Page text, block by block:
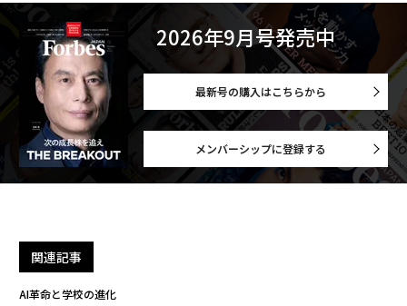
2026年9月号発売中
最新号の購入はこちらから
メンバーシップに登録する
関連記事
AI革命と学校の進化